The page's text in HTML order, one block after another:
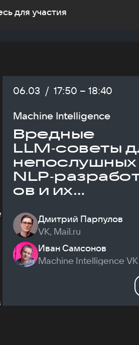
для участия
Дата:
06.03 / Начало:
17:50 – Конец:
18:40
Machine Intelligence
Вредные
LLM‑советы
непослушных
ов и их
Дмитрий Парпулов
VK, Mail.ru
Иван Самсонов
Machine Intelligence VK